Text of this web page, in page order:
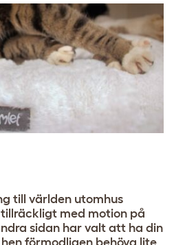
till världen utomhus
med motion på
sidan har valt att ha din